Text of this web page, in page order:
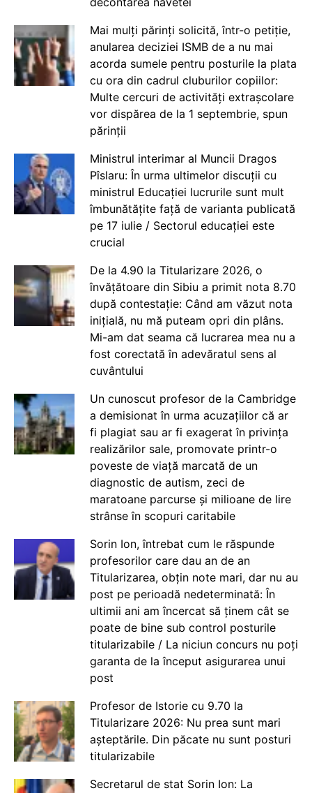
Mai mulți părinți solicită, într-o petiție,
anularea deciziei ISMB de a nu mai
acorda sumele pentru posturile la plata
cu ora din cadrul cluburilor copiilor:
Multe cercuri de activități extrașcolare
vor dispărea de la 1 septembrie, spun
părinții
Ministrul interimar al Muncii Dragos
Pîslaru: În urma ultimelor discuții cu
ministrul Educației lucrurile sunt mult
îmbunătățite față de varianta publicată
pe 17 iulie / Sectorul educației este
crucial
De la 4.90 la Titularizare 2026, o
învățătoare din Sibiu a primit nota 8.70
după contestație: Când am văzut nota
inițială, nu mă puteam opri din plâns.
Mi-am dat seama că lucrarea mea nu a
fost corectată în adevăratul sens al
cuvântului
Un cunoscut profesor de la Cambridge
a demisionat în urma acuzațiilor că ar
fi plagiat sau ar fi exagerat în privința
realizărilor sale, promovate printr-o
poveste de viață marcată de un
diagnostic de autism, zeci de
maratoane parcurse și milioane de lire
strânse în scopuri caritabile
Sorin Ion, întrebat cum le răspunde
profesorilor care dau an de an
Titularizarea, obțin note mari, dar nu au
post pe perioadă nedeterminată: În
ultimii ani am încercat să ținem cât se
poate de bine sub control posturile
titularizabile / La niciun concurs nu poți
garanta de la început asigurarea unui
post
Profesor de Istorie cu 9.70 la
Titularizare 2026: Nu prea sunt mari
așteptările. Din păcate nu sunt posturi
titularizabile
Secretarul de stat Sorin Ion: La